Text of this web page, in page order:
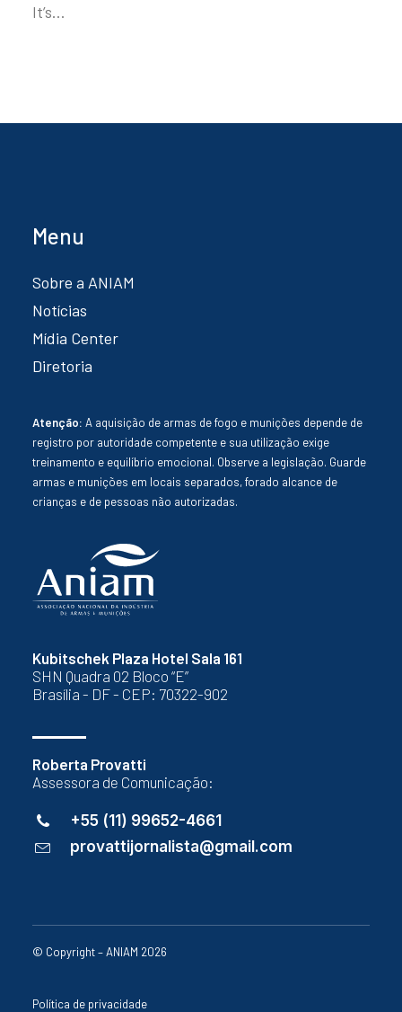
It’s…
Kubitschek Plaza Hotel Sala 161
SHN Quadra 02 Bloco “E”
Brasília - DF - CEP: 70322-902
Roberta Provatti
Assessora de Comunicação:
+55 (11) 99652-4661
provattijornalista@gmail.com
Menu
Sobre a ANIAM
Notícias
Mídia Center
Diretoria
Atenção: A aquisição de armas de fogo e munições depende de
registro por autoridade competente e sua utilização exige
treinamento e equilíbrio emocional. Observe a legislação. Guarde
armas e munições em locais separados, forado alcance de
crianças e de pessoas não autorizadas.
© Copyright – ANIAM 2026
Política de privacidade